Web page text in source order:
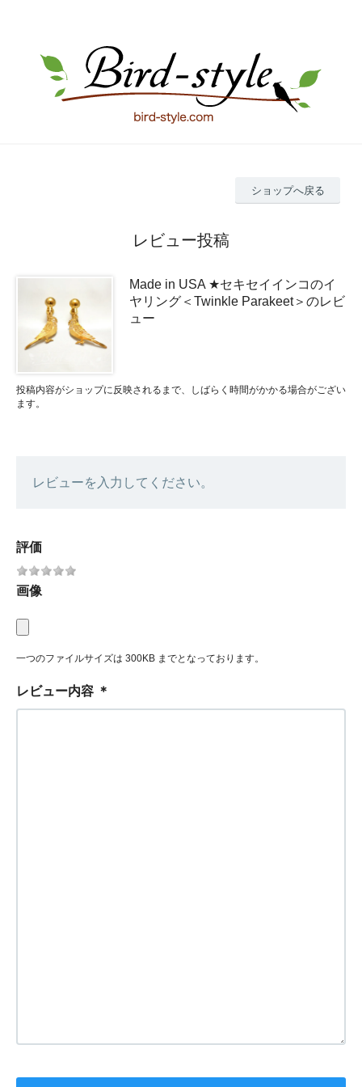
ショップへ戻る
レビュー投稿
Made in USA ★セキセイインコのイ
ヤリング＜Twinkle Parakeet＞のレビ
ュー
投稿内容がショップに反映されるまで、しばらく時間がかかる場合がござい
ます。
レビューを入力してください。
評価
画像
一つのファイルサイズは 300KB までとなっております。
レビュー内容 ＊